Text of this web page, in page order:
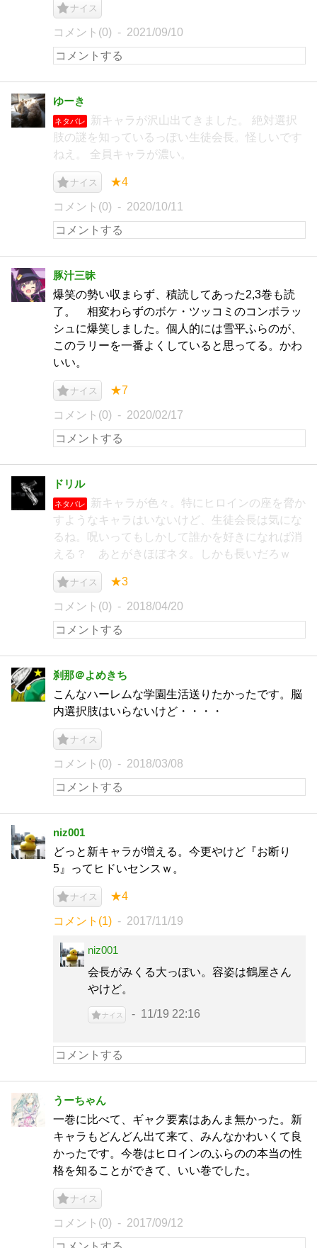
ナイス
コメント(0) 2021/09/10
ゆーき
ネタバレ
新キャラが沢山出てきました。 絶対選択
肢の謎を知っているっぽい生徒会長。怪しいです
ねえ。 全員キャラが濃い。
ナイス ★4
コメント(0) 2020/10/11
豚汁三昧
爆笑の勢い収まらず、積読してあった2,3巻も読
了。 相変わらずのボケ・ツッコミのコンボラッ
シュに爆笑しました。個人的には雪平ふらのが、
このラリーを一番よくしていると思ってる。かわ
いい。
ナイス ★7
コメント(0) 2020/02/17
ドリル
ネタバレ
新キャラが色々。特にヒロインの座を脅か
すようなキャラはいないけど、生徒会長は気にな
るね。呪いってもしかして誰かを好きになれば消
える？ あとがきほぼネタ。しかも長いだろｗ
ナイス ★3
コメント(0) 2018/04/20
刹那＠よめきち
こんなハーレムな学園生活送りたかったです。脳
内選択肢はいらないけど・・・・
ナイス
コメント(0) 2018/03/08
niz001
どっと新キャラが増える。今更やけど『お断り
5』ってヒドいセンスｗ。
ナイス ★4
コメント(1) 2017/11/19
niz001
会長がみくる大っぽい。容姿は鶴屋さん
やけど。
ナイス 11/19 22:16
うーちゃん
一巻に比べて、ギャク要素はあんま無かった。新
キャラもどんどん出て来て、みんなかわいくて良
かったです。今巻はヒロインのふらのの本当の性
格を知ることができて、いい巻でした。
ナイス
コメント(0) 2017/09/12